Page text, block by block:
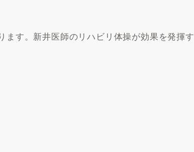
ます。新井医師のリハビリ体操が効果を発揮す